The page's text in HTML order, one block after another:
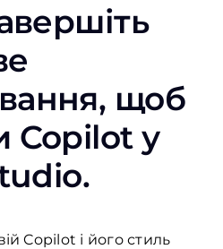
щоб
Copilot у
Copilot і його стиль